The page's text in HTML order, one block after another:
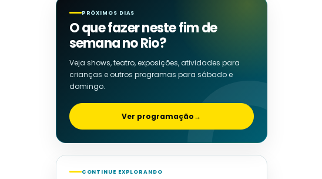
PRÓXIMOS DIAS
O que fazer neste fim de
semana no Rio?
Veja shows, teatro, exposições, atividades para
crianças e outros programas para sábado e
domingo.
Ver programação→
CONTINUE EXPLORANDO